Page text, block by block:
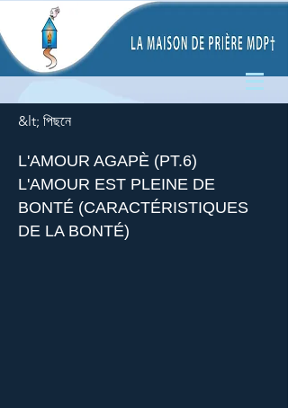
&lt; পিছনে
L'AMOUR AGAPÈ (PT.6)
L'AMOUR EST PLEINE DE
BONTÉ (CARACTÉRISTIQUES
DE LA BONTÉ)